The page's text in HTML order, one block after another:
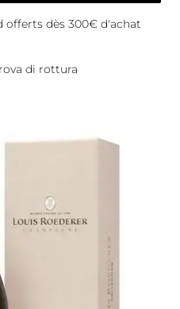
offerts dès 300€ d'achat
di rottura